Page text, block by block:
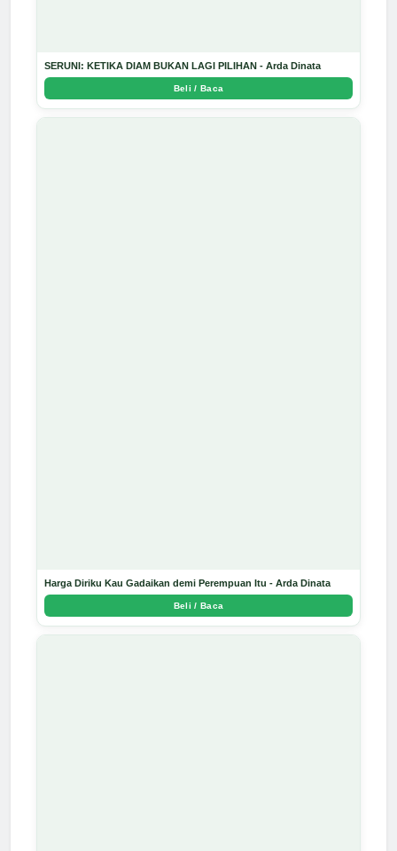
SERUNI: KETIKA DIAM BUKAN LAGI PILIHAN - Arda Dinata
Beli / Baca
Harga Diriku Kau Gadaikan demi Perempuan Itu - Arda Dinata
Beli / Baca